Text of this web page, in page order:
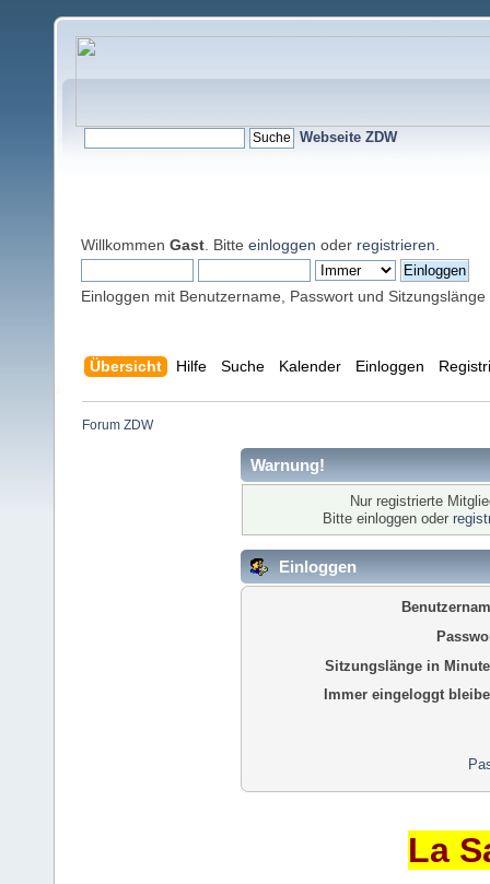
Webseite ZDW
Willkommen Gast . Bitte einloggen oder registrieren
Einloggen mit Benutzername, Passwort und Sitzungslänge
Übersicht Hilfe Suche Kalender Einloggen
Forum ZDW
Warnung!
Nur registrierte
Bitte einloggen oder
Einloggen
Sitzungslänge in
Immer eingeloggt
La